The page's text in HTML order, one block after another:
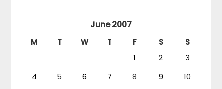
June 2007
M T W T F S
S
1
2
3
4
5 6 7 8 9
10